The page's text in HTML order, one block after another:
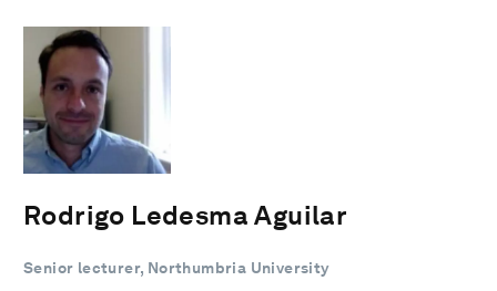
Rodrigo Ledesma Aguilar
Senior lecturer, Northumbria University